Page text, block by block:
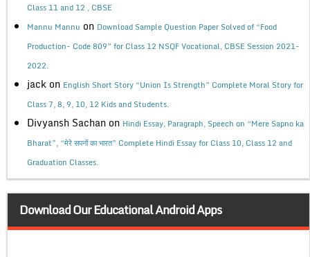
Class 11 and 12 , CBSE
Mannu Mannu on Download Sample Question Paper Solved of “Food
Production- Code 809” for Class 12 NSQF Vocational, CBSE Session 2021-
2022.
jack on English Short Story “Union Is Strength” Complete Moral Story for
Class 7, 8, 9, 10, 12 Kids and Students.
Divyansh Sachan on Hindi Essay, Paragraph, Speech on “Mere Sapno ka
Bharat”, “मेरे सपनों का भारत” Complete Hindi Essay for Class 10, Class 12 and
Graduation Classes.
Download Our Educational Android Apps